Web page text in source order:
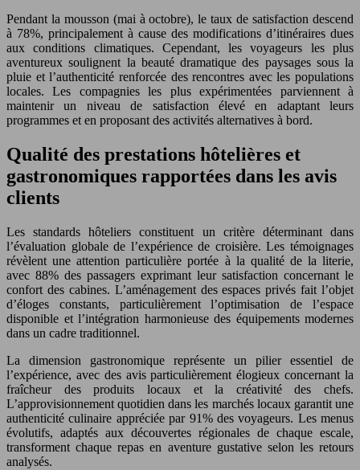
Pendant la mousson (mai à octobre), le taux de satisfaction descend
à 78%, principalement à cause des modifications d’itinéraires dues
aux conditions climatiques. Cependant, les voyageurs les plus
aventureux soulignent la beauté dramatique des paysages sous la
pluie et l’authenticité renforcée des rencontres avec les populations
locales. Les compagnies les plus expérimentées parviennent à
maintenir un niveau de satisfaction élevé en adaptant leurs
programmes et en proposant des activités alternatives à bord.
Qualité des prestations hôtelières et
gastronomiques rapportées dans les avis
clients
Les standards hôteliers constituent un critère déterminant dans
l’évaluation globale de l’expérience de croisière. Les témoignages
révèlent une attention particulière portée à la qualité de la literie,
avec 88% des passagers exprimant leur satisfaction concernant le
confort des cabines. L’aménagement des espaces privés fait l’objet
d’éloges constants, particulièrement l’optimisation de l’espace
disponible et l’intégration harmonieuse des équipements modernes
dans un cadre traditionnel.
La dimension gastronomique représente un pilier essentiel de
l’expérience, avec des avis particulièrement élogieux concernant la
fraîcheur des produits locaux et la créativité des chefs.
L’approvisionnement quotidien dans les marchés locaux garantit une
authenticité culinaire appréciée par 91% des voyageurs. Les menus
évolutifs, adaptés aux découvertes régionales de chaque escale,
transforment chaque repas en aventure gustative selon les retours
analysés.